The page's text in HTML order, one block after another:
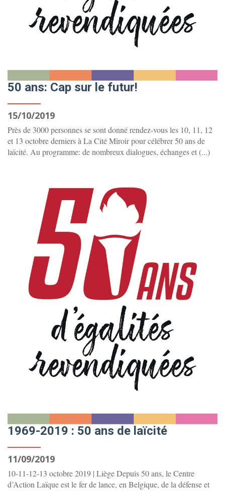
50 ans: Cap sur le futur!
15/10/2019
Près de 3000 personnes se sont donné rendez-vous les 10, 11, 12
et 13 octobre derniers à La Cité Miroir pour célébrer 50 ans de
laïcité. Au programme: de nombreux dialogues, échanges et (...)
1969-2019 : 50 ans de laïcité
11/09/2019
10-11-12-13 octobre 2019 | Liège Depuis 50 ans, le Centre
d’Action Laïque est le fer de lance, en Belgique, de la défense et